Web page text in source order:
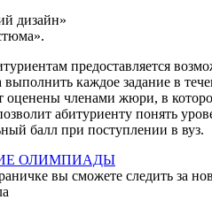
дизайн»
предоставляется
выполнить каждое задание в
оценены членами жюри, в
абитуриенту понять
балл при поступлении в вуз.
ОЛИМПИАДЫ
вы сможете следить за